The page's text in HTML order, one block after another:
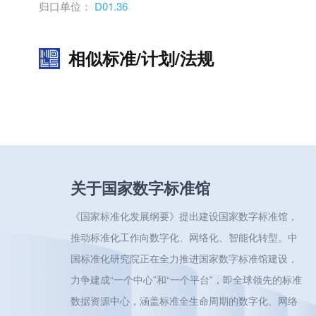
归口单位： D01.36
相似标准/计划/法规
关于国家数字标准馆
《国家标准化发展纲要》提出建设国家数字标准馆，
推动标准化工作向数字化、网络化、智能化转型。中
国标准化研究院正在全力推进国家数字标准馆建设，
力争建成“一个中心”和“一个平台”，即全球领先的标准
数据资源中心，涵盖标准全生命周期的数字化、网络